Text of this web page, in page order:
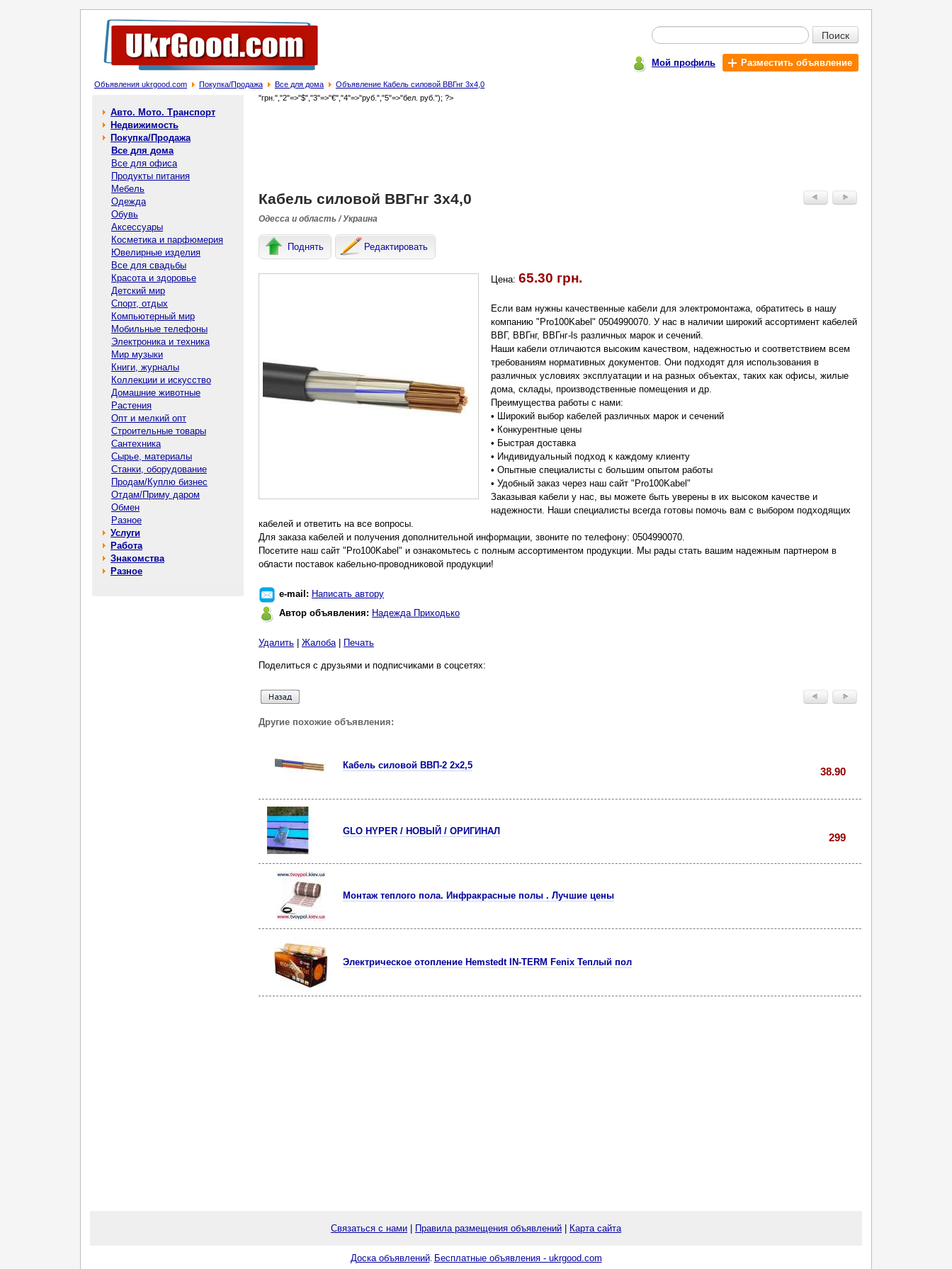
Поиск
Мой профиль Разместить объявление
Объявления ukrgood.com Покупка/Продажа Все для дома Объявление Кабель силовой ВВГнг 3х4,0
Авто. Мото. Транспорт
Недвижимость
Покупка/Продажа
Все для дома
Все для офиса
Продукты питания
Мебель
Одежда
Обувь
Аксессуары
Косметика и парфюмерия
Ювелирные изделия
Все для свадьбы
Красота и здоровье
Детский мир
Спорт, отдых
Компьютерный мир
Мобильные телефоны
Электроника и техника
Мир музыки
Книги, журналы
Коллекции и искусство
Домашние животные
Растения
Опт и мелкий опт
Строительные товары
Сантехника
Сырье, материалы
Станки, оборудование
Продам/Куплю бизнес
Отдам/Приму даром
Обмен
Разное
Услуги
Работа
Знакомства
Разное
"грн.","2"=>"$","3"=>"€","4"=>"руб.","5"=>"бел. руб."); ?>
Кабель силовой ВВГнг 3х4,0
Одесса и область / Украина
Поднять Редактировать
Цена: 65.30 грн.
Если вам нужны качественные кабели для электромонтажа, обратитесь в нашу
компанию "Pro100Kabel" 0504990070. У нас в наличии широкий ассортимент кабелей
ВВГ, ВВГнг, ВВГнг-ls различных марок и сечений.
Наши кабели отличаются высоким качеством, надежностью и соответствием всем
требованиям нормативных документов. Они подходят для использования в
различных условиях эксплуатации и на разных объектах, таких как офисы, жилые
дома, склады, производственные помещения и др.
Преимущества работы с нами:
• Широкий выбор кабелей различных марок и сечений
• Конкурентные цены
• Быстрая доставка
• Индивидуальный подход к каждому клиенту
• Опытные специалисты с большим опытом работы
• Удобный заказ через наш сайт "Pro100Kabel"
Заказывая кабели у нас, вы можете быть уверены в их высоком качестве и
надежности. Наши специалисты всегда готовы помочь вам с выбором подходящих
кабелей и ответить на все вопросы.
Для заказа кабелей и получения дополнительной информации, звоните по телефону: 0504990070.
Посетите наш сайт "Pro100Kabel" и ознакомьтесь с полным ассортиментом продукции. Мы рады стать вашим надежным партнером в
области поставок кабельно-проводниковой продукции!
e-mail: Написать автору
Автор объявления: Надежда Приходько
Удалить Жалоба| Печать
Поделиться с друзьями и подписчиками в соцсетях:
Другие похожие объявления:
Кабель силовой ВВП-2 2х2,5
38.90
GLO HYPER / НОВЫЙ / ОРИГИНАЛ
299
Монтаж теплого пола. Инфракрасные полы . Лучшие цены
Электрическое отопление Hemstedt IN-TERM Fenix Теплый пол
Связаться с нами Правила размещения объявлений Карта сайта
Доска объявлений. Бесплатные объявления - ukrgood.com